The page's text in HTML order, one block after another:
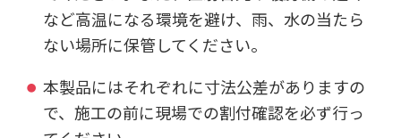
など高温になる環境を避け、雨、水の当たら
ない場所に保管してください。
本製品にはそれぞれに寸法公差がありますの
で、施工の前に現場での割付確認を必ず行っ